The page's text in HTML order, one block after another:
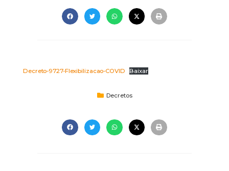
Decreto-9727-Flexibilizacao-COVID Baixar
Decretos